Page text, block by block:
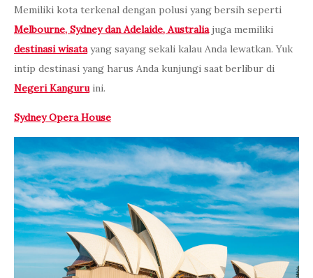
Memiliki kota terkenal dengan polusi yang bersih seperti
Melbourne, Sydney dan Adelaide, Australiajuga memiliki
destinasi wisatayang sayang sekali kalau Anda lewatkan. Yuk
intip destinasi yang harus Anda kunjungi saat berlibur di
Negeri Kanguruini.
Sydney Opera House